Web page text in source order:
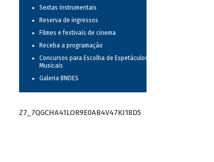
Sextas instrumentais
Reserva de ingressos
Filmes e festivais de cinema
Receba a programação
Concursos para Escolha de Espetáculos
Musicais
Galeria BNDES
Z7_7QGCHA41LOR9E0AB4V47KI18D5